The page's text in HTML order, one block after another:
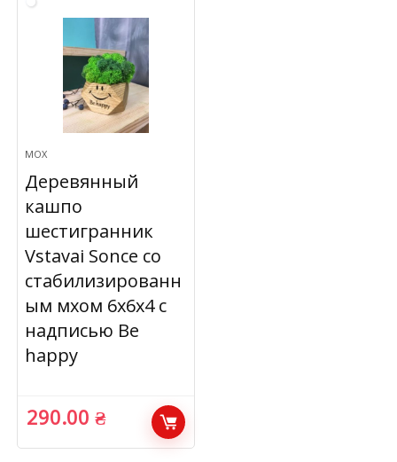
МОХ
Деревянный
кашпо
шестигранник
Vstavai Sonce со
стабилизированн
ым мхом 6х6х4 с
надписью Be
happy
290.00₴